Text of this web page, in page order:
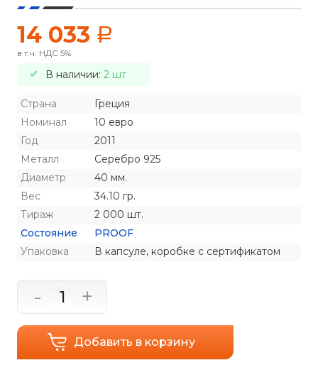
14 033 a
в т.ч. НДС 5%
В наличии: 2 шт
Страна
Греция
Номинал
10 евро
Год
2011
Металл
Серебро 925
Диаметр
40 мм.
Вес
34.10 гр.
Тираж
2 000 шт.
Состояние
PROOF
Упаковка
В капсуле, коробке с сертификатом
- +
Добавить в корзину